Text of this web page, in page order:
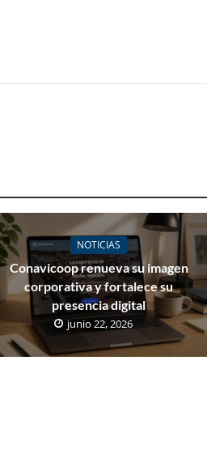
NOTICIAS
Conavicoop renueva su imagen
corporativa y fortalece su
presencia digital
junio 22, 2026